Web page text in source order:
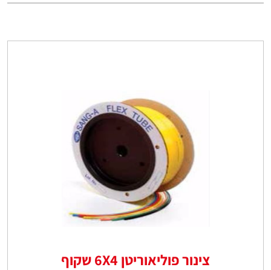
צינור פוליאוריטן 6X4 שקוף